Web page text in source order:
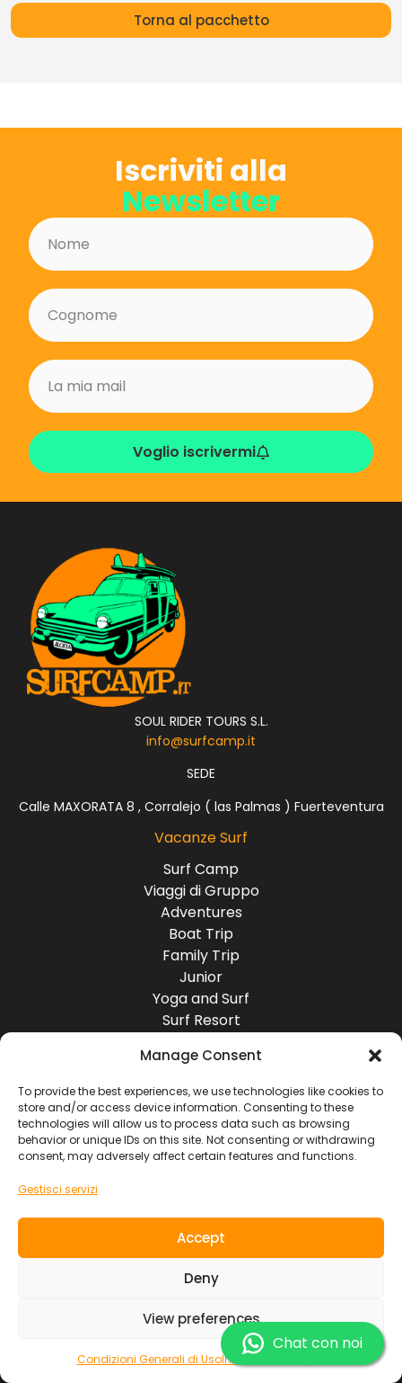
Manage Consent
To provide the best experiences, we use technologies like cookies to
store and/or access device information. Consenting to these
technologies will allow us to process data such as browsing
behavior or unique IDs on this site. Not consenting or withdrawing
consent, may adversely affect certain features and functions.
Gestisci servizi
Accept
Deny
View preferences
Condizioni Generali di UsoInformazioni Legali
Torna al pacchetto
Iscriviti alla
Newsletter
Voglio iscrivermi
SOUL RIDER TOURS S.L.
info@surfcamp.it
SEDE
Calle MAXORATA 8 , Corralejo ( las Palmas ) Fuerteventura
Vacanze Surf
Surf Camp
Viaggi di Gruppo
Adventures
Boat Trip
Family Trip
Junior
Yoga and Surf
Surf Resort
Destinazioni
Europa
America
Asia
Africa
Contatti
Informazioni Legali
SOUL RIDER TOURS S.L. ~ NIF. B7619103
Chat con noi